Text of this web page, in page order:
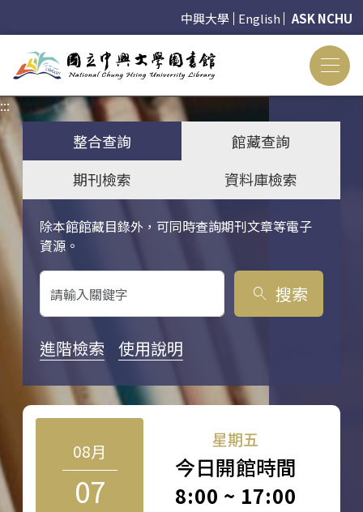
中興大學 English ASK NCHU
:::
整合查詢
館藏查詢
期刊檢索
資料庫檢索
除本館館藏目錄外，可同時查詢期刊文章等電子
資源。
關鍵字搜尋
search 搜索
進階檢索 使用說明
08月
07
星期五
今日開館時間
8:00 ~ 17:00